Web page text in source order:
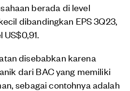
berada di level
dibandingkan EPS 3Q23,
disebabkan karena
dari BAC yang memiliki
sebagai contohnya adalah